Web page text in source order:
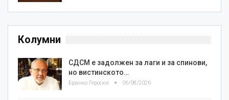
Колумни
СДСМ е задолжен за лаги и за спинови,
но вистинското…
Бранко Героски 06/08/2026